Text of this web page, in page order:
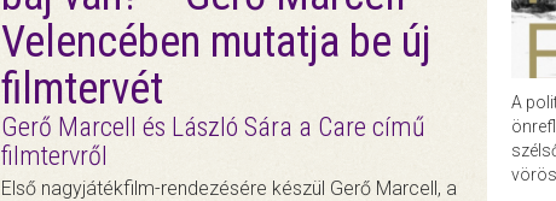
Velencében mutatja be új
filmtervét
Gerő Marcell és László Sára a Care című
filmtervről
Első nagyjátékfilm-rendezésére készül Gerő Marcell, a
A